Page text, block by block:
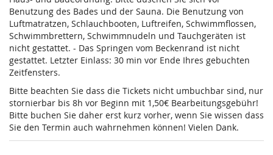
Benutzung des Bades und der Sauna. Die Benutzung von
Luftmatratzen, Schlauchbooten, Luftreifen, Schwimmflossen,
Schwimmbrettern, Schwimmnudeln und Tauchgeräten ist
nicht gestattet. - Das Springen vom Beckenrand ist nicht
gestattet. Letzter Einlass: 30 min vor Ende Ihres gebuchten
Zeitfensters.
Bitte beachten Sie dass die Tickets nicht umbuchbar sind, nur
stornierbar bis 8h vor Beginn mit 1,50€ Bearbeitungsgebühr!
Bitte buchen Sie daher erst kurz vorher, wenn Sie wissen dass
Sie den Termin auch wahrnehmen können! Vielen Dank.